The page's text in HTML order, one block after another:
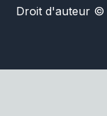
Droit d'auteur©